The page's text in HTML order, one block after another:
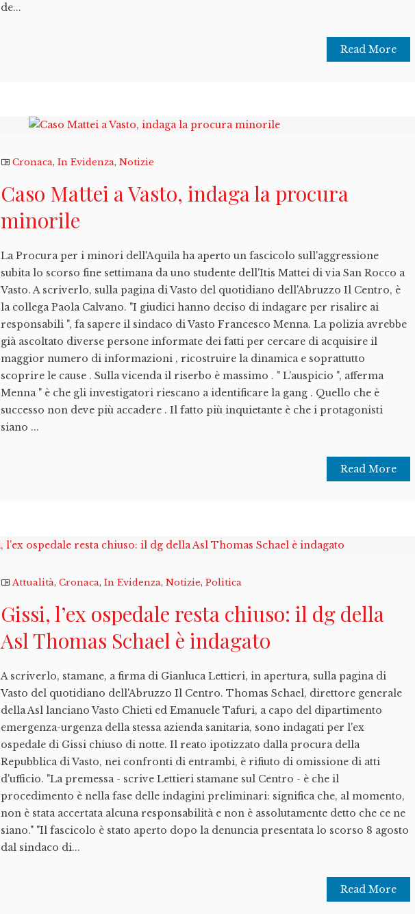
de...
Read More
Cronaca,In Evidenza,Notizie
Caso Mattei a Vasto, indaga la procura
minorile
La Procura per i minori dell'Aquila ha aperto un fascicolo sull'aggressione
subita lo scorso fine settimana da uno studente dell'Itis Mattei di via San Rocco a
Vasto. A scriverlo, sulla pagina di Vasto del quotidiano dell'Abruzzo Il Centro, è
la collega Paola Calvano. "I giudici hanno deciso di indagare per risalire ai
responsabili ", fa sapere il sindaco di Vasto Francesco Menna. La polizia avrebbe
già ascoltato diverse persone informate dei fatti per cercare di acquisire il
maggior numero di informazioni , ricostruire la dinamica e soprattutto
scoprire le cause . Sulla vicenda il riserbo è massimo . " L'auspicio ", afferma
Menna " è che gli investigatori riescano a identificare la gang . Quello che è
successo non deve più accadere . Il fatto più inquietante è che i protagonisti
siano ...
Read More
Attualità,Cronaca,In Evidenza,Notizie,Politica
Gissi, l’ex ospedale resta chiuso: il dg della
Asl Thomas Schael è indagato
A scriverlo, stamane, a firma di Gianluca Lettieri, in apertura, sulla pagina di
Vasto del quotidiano dell'Abruzzo Il Centro. Thomas Schael, direttore generale
della Asl lanciano Vasto Chieti ed Emanuele Tafuri, a capo del dipartimento
emergenza-urgenza della stessa azienda sanitaria, sono indagati per l'ex
ospedale di Gissi chiuso di notte. Il reato ipotizzato dalla procura della
Repubblica di Vasto, nei confronti di entrambi, è rifiuto di omissione di atti
d'ufficio. "La premessa - scrive Lettieri stamane sul Centro - è che il
procedimento è nella fase delle indagini preliminari: significa che, al momento,
non è stata accertata alcuna responsabilità e non è assolutamente detto che ce ne
siano." "Il fascicolo è stato aperto dopo la denuncia presentata lo scorso 8 agosto
dal sindaco di...
Read More